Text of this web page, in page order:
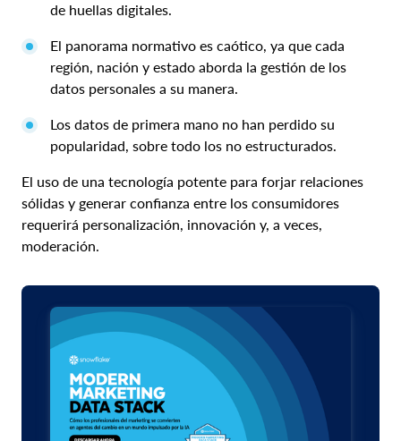
de huellas digitales.
El panorama normativo es caótico, ya que cada
región, nación y estado aborda la gestión de los
datos personales a su manera.
Los datos de primera mano no han perdido su
popularidad, sobre todo los no estructurados.
El uso de una tecnología potente para forjar relaciones
sólidas y generar confianza entre los consumidores
requerirá personalización, innovación y, a veces,
moderación.